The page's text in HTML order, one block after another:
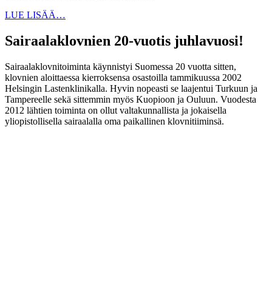
LUE LISÄÄ…
Sairaalaklovnien 20-vuotis juhlavuosi!
Sairaalaklovnitoiminta käynnistyi Suomessa 20 vuotta sitten,
klovnien aloittaessa kierroksensa osastoilla tammikuussa 2002
Helsingin Lastenklinikalla. Hyvin nopeasti se laajentui Turkuun ja
Tampereelle sekä sittemmin myös Kuopioon ja Ouluun. Vuodesta
2012 lähtien toiminta on ollut valtakunnallista ja jokaisella
yliopistollisella sairaalalla oma paikallinen klovnitiiminsä.